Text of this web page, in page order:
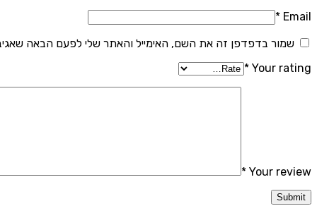
Email
*
שמור בדפדפן זה את השם, האימייל והאתר שלי לפעם הבאה
Your rating
*
Your review
*